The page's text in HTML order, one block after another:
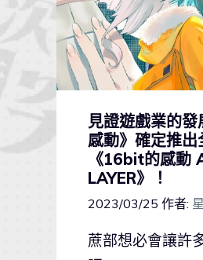
見證遊戲業的
感動》確定推
《16bit的感動
LAYER》！
2023/03/25 作者:
蔗部想必會讓許